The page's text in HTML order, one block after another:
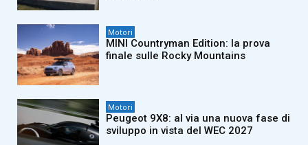
Motori
MINI Countryman Edition: la prova
finale sulle Rocky Mountains
Motori
Peugeot 9X8: al via una nuova fase di
sviluppo in vista del WEC 2027